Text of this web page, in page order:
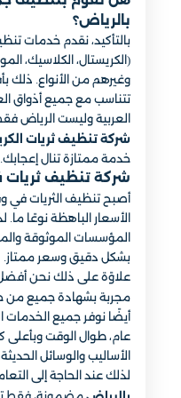
بالرياض؟
بالتأكيد، نقدم خدمات
(الكريستال، الكلاسيك،
وغيرهم من الأنواع.
تتناسب مع جميع أذواق
العربية وليست الرياض
شركة تنظيف ثريات
خدمة ممتازة تنال إعجابك.
شركة تنظيف ثريات
أصبح تنظيف الثريات في
الأسعار الباهظة نوعًا ما.
المؤسسات الموثوقة
بشكل دقيق وسعر ممتاز.
علاوًة على ذلك نحن
مجربة بشهادة جميع من
أيضًا نوفر جميع الخدمات
عام، طوال الوقت وبأعلى
الأساليب والوسائل
لذلك عند الحاجة إلى